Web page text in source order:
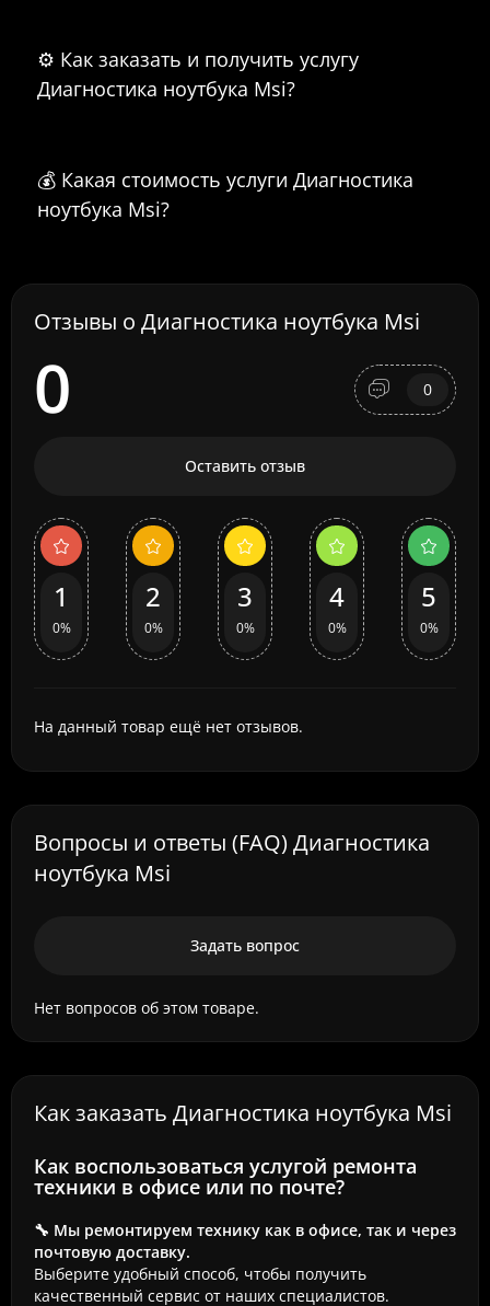
⚙️ Как заказать и получить услугу
Диагностика ноутбука Msi?
💰 Какая стоимость услуги Диагностика
ноутбука Msi?
Отзывы о Диагностика ноутбука Msi
0 0
Оставить отзыв
1
0%
2
0%
3
0%
4
0%
5
0%
На данный товар ещё нет отзывов.
Вопросы и ответы (FAQ) Диагностика
ноутбука Msi
Задать вопрос
Нет вопросов об этом товаре.
Как заказать Диагностика ноутбука Msi
Как воспользоваться услугой ремонта
техники в офисе или по почте?
🔧 Мы ремонтируем технику как в офисе, так и через
почтовую доставку.
Выберите удобный способ, чтобы получить
качественный сервис от наших специалистов.